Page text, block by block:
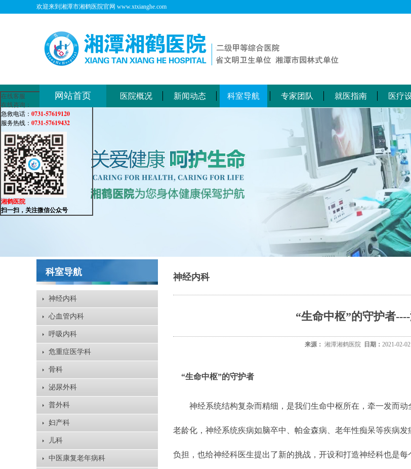
欢迎来到湘潭市湘鹤医院官网 www.xtxianghe.com
网站首页 医院概况 新闻动态 科室导航 专家团队 就医指南 医疗
科室导航
神经内科
心血管内科
呼吸内科
危重症医学科
骨科
泌尿外科
普外科
妇产科
儿科
中医康复老年病科
神经内科
“生命中枢”的守护者
来源： 湘潭湘鹤医院 日期： 2021-02-
“生命中枢”的守护者
神经系统结构复杂而精细，是我们生命中枢所在，牵一发而动
老龄化，神经系统疾病如脑卒中、帕金森病、老年性痴呆等疾病
负担，也给神经科医生提出了新的挑战，开设和打造神经科也是每
在线客服
在线咨询：
急救电话： 0731-57619120
服务热线： 0731-57619432
湘鹤医院
扫一扫，关注微信公众号